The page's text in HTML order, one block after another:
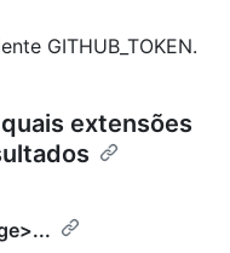
GITHUB_TOKEN.
extensões
>...